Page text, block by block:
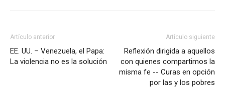
Artículo anterior
EE. UU. – Venezuela, el Papa:
La violencia no es la solución
Artículo siguiente
Reflexión dirigida a aquellos
con quienes compartimos la
misma fe -- Curas en opción
por las y los pobres